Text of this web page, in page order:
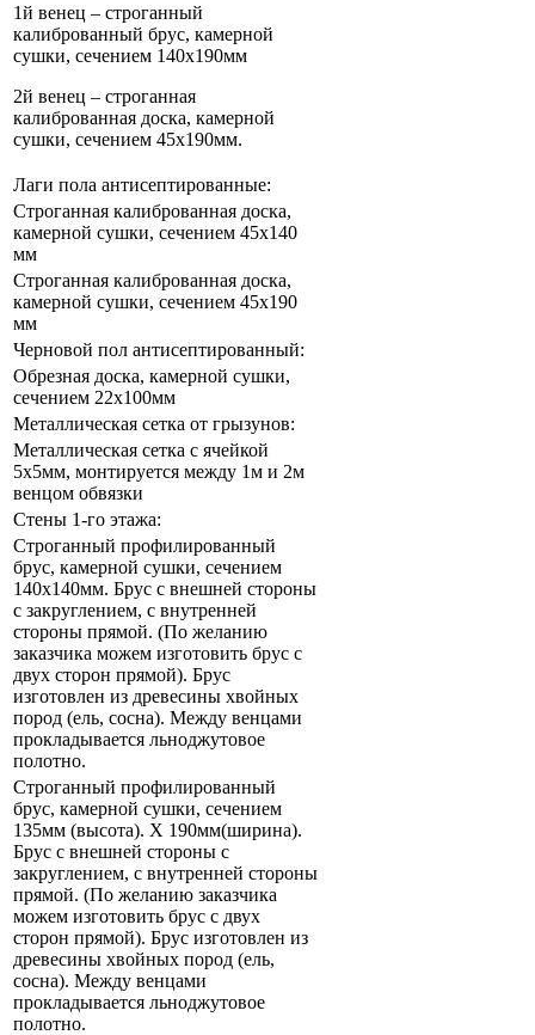
1й венец – строганный
калиброванный брус, камерной
сушки, сечением 140х190мм
2й венец – строганная
калиброванная доска, камерной
сушки, сечением 45х190мм.
Лаги пола антисептированные:
Строганная калиброванная доска,
камерной сушки, сечением 45х140
мм
Строганная калиброванная доска,
камерной сушки, сечением 45х190
мм
Черновой пол антисептированный:
Обрезная доска, камерной сушки,
сечением 22х100мм
Металлическая сетка от грызунов:
Металлическая сетка с ячейкой
5х5мм, монтируется между 1м и 2м
венцом обвязки
Стены 1-го этажа:
Строганный профилированный
брус, камерной сушки, сечением
140х140мм. Брус с внешней стороны
с закруглением, с внутренней
стороны прямой. (По желанию
заказчика можем изготовить брус с
двух сторон прямой). Брус
изготовлен из древесины хвойных
пород (ель, сосна). Между венцами
прокладывается льноджутовое
полотно.
Строганный профилированный
брус, камерной сушки, сечением
135мм (высота). Х 190мм(ширина).
Брус с внешней стороны с
закруглением, с внутренней стороны
прямой. (По желанию заказчика
можем изготовить брус с двух
сторон прямой). Брус изготовлен из
древесины хвойных пород (ель,
сосна). Между венцами
прокладывается льноджутовое
полотно.